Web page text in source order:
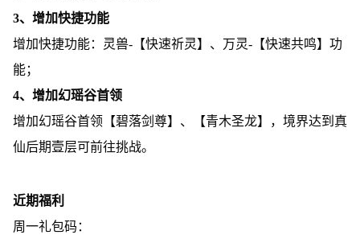
3、增加快捷功能
增加快捷功能：灵兽-【快速祈灵】、万灵-【快速共鸣】功
能；
4、增加幻瑶谷首领
增加幻瑶谷首领【碧落剑尊】、【青木圣龙】，境界达到真
仙后期壹层可前往挑战。
近期福利
周一礼包码：